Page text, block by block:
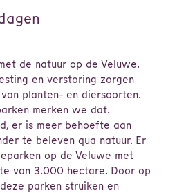
de natuur op de Veluwe.
en verstoring zorgen
planten- en diersoorten.
merken we dat.
er is meer behoefte aan
te beleven qua natuur. Er
op de Veluwe met
van 3.000 hectare. Door op
parken struiken en